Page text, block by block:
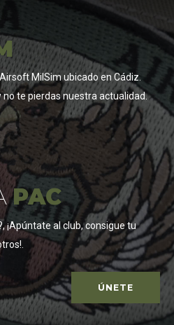
MilSim ubicado en Cádiz.
no te pierdas nuestra actualidad.
PAC
¡Apúntate al club, consigue tu
ÚNETE